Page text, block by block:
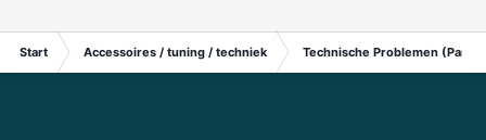
Start Accessoires / tuning / techniek Technische Problemen